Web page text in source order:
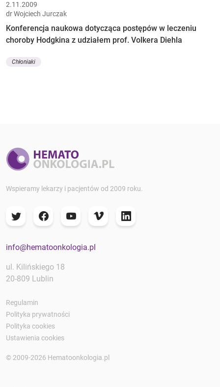
2.11.2009
dr Wojciech Jurczak
Konferencja naukowa dotycząca postępów w leczeniu
choroby Hodgkina z udziałem prof. Volkera Diehla
Chłoniaki
Wspieramy lekarzy i pacjentów od 2009 roku.
info@hematoonkologia.pl
ul. Kilińskiego 18
20-809 Lublin
Regulamin
Polityka prywatności
Polityka cookies
Ustawienia cookies
© 2009-2026 Hematoonkologia.pl